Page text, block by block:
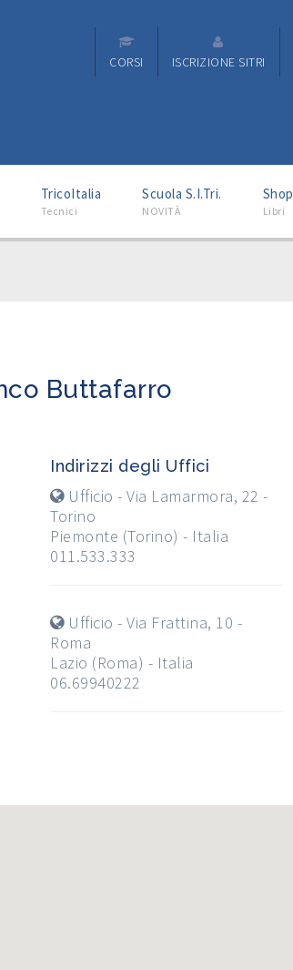
CORSI ISCRIZIONE SITRI
TricoItalia
Tecnici
Scuola S.I.Tri.
NOVITÀ
Shop
Libri
Buttafarro
Indirizzi degli Uffici
Ufficio - Via Lamarmora, 22 -
Torino
Piemonte (Torino) - Italia
011.533.333
Ufficio - Via Frattina, 10 -
Roma
Lazio (Roma) - Italia
06.69940222